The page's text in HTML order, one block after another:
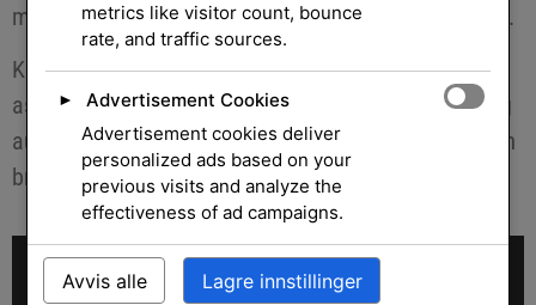
med møtesammendrag eller oppfølging av oppgaver.
Kort sagt, Microsoft Copilot fungerer som en smart
assistent som øker produktiviteten ved å forenkle og
automatisere mange av de manuelle oppgavene som
brukere ofte står overfor i Microsofts verktøy.
metrics like visitor count, bounce
rate, and traffic sources.
►
Advertisement Cookies
Advertisement cookies deliver
personalized ads based on your
previous visits and analyze the
effectiveness of ad campaigns.
Avvis alle Lagre innstillinger